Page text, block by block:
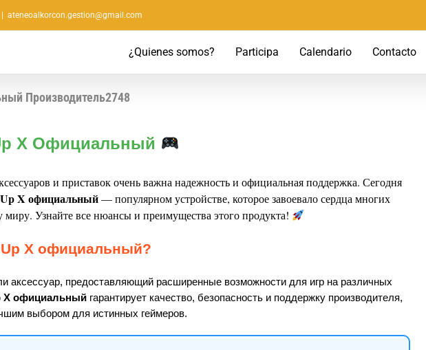
ateneoalkorcon.gestion@gmail.com
¿Quienes somos? Participa Calendario Contacto
Производитель2748
X Официальный
и приставок очень важна надежность и официальная поддержка. Сегодня
X официальный— популярном устройстве, которое завоевало сердца многих
миру. Узнайте все нюансы и преимущества этого продукта!
Up X официальный?
аксессуар, предоставляющий расширенные возможности для игр на различных
X официальный гарантирует качество, безопасность и поддержку производителя,
выбором для истинных геймеров.